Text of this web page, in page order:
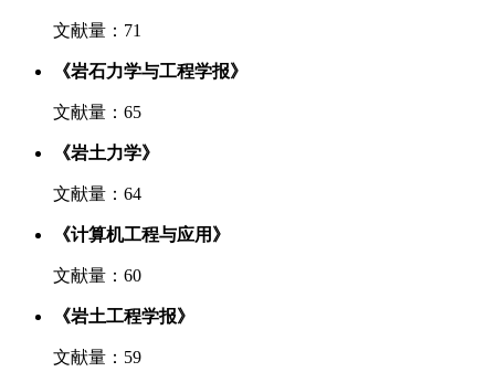
文献量：71
《岩石力学与工程学报》
文献量：65
《岩土力学》
文献量：64
《计算机工程与应用》
文献量：60
《岩土工程学报》
文献量：59